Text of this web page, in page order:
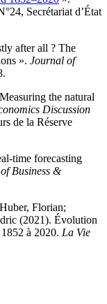
Secrétariat d’État
after all ? The
». Journal of
the natural
Discussion
de la Réserve
time forecasting
Business &
Florian;
(2021). Évolution
à 2020. La Vie